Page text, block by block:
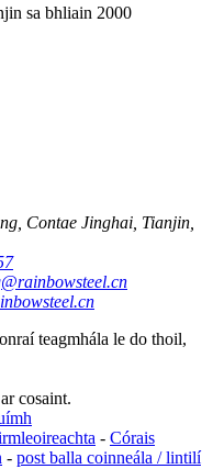
sa bhliain 2000
Contae Jinghai, Tianjin,
teagmhála le do thoil,
cosaint.
- Córais
- post balla coinneála / lintilí